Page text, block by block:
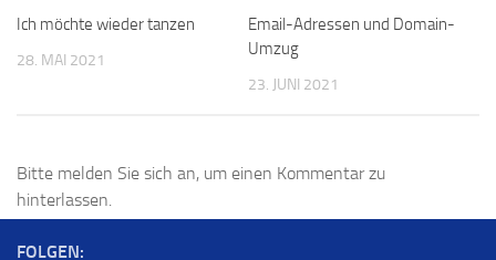
Ich möchte wieder tanzen
28. MAI 2021
Email-Adressen und Domain-
Umzug
23. JUNI 2021
Bitte melden Sie sich an, um einen Kommentar zu
hinterlassen.
FOLGEN: